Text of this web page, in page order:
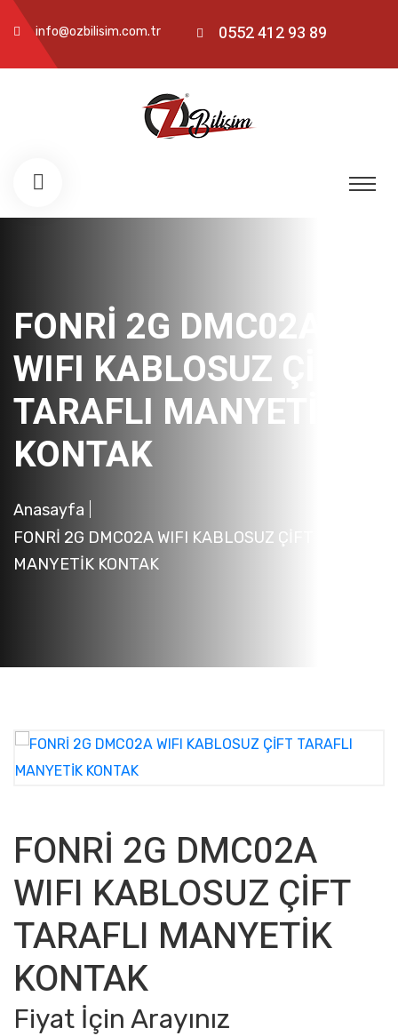
info@ozbilisim.com.tr 0552 412 93 89
FONRİ 2G DMC02A
WIFI KABLOSUZ ÇİFT
TARAFLI MANYETİK
KONTAK
Anasayfa
FONRİ 2G DMC02A WIFI KABLOSUZ ÇİFT TARAFLI
MANYETİK KONTAK
FONRİ 2G DMC02A
WIFI KABLOSUZ ÇİFT
TARAFLI MANYETİK
KONTAK
Fiyat İçin Arayınız